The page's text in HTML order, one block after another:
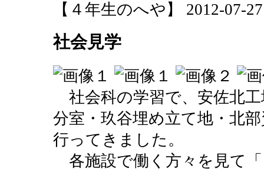
【４年生のへや】 2012-07-
社会見学
社会科の学習で、安佐北
分室・玖谷埋め立て地・北
行ってきました。
各施設で働く方々を見て